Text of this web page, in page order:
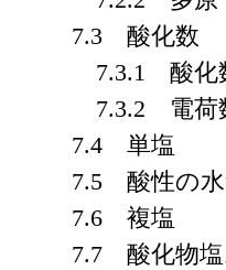
7.3 酸化数
7.3.1 酸化
7.3.2 電荷
7.4 単塩
7.5 酸性の水
7.6 複塩
7.7 酸化物塩